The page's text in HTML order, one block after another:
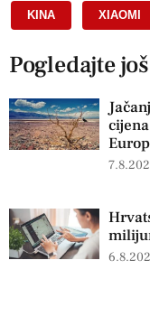
KINA XIAOMI
Pogledajte